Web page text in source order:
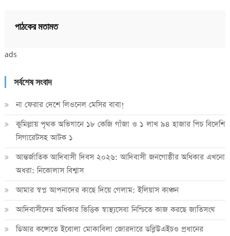
পাঠকের মতামত
ads
সর্বশেষ সংবাদ
না ফেরার দেশে লিওনেল মেসির বাবা!
কুমিল্লায় পৃথক অভিযানে ১৮ কেজি গাঁজা ও ১ লাখ ৯৪ হাজার পিচ বিদেশি
সিগারেটসহ আটক ১
আন্তর্জাতিক আদিবাসী দিবস ২০২৬: আদিবাসী জনগোষ্ঠীর অধিকার এখনো
অধরা: নিকোলাস বিশ্বাস
আমার স্বপ্ন আপনাদের কাছে দিয়ে গেলাম: ইলিয়াস কাঞ্চন
আদিবাসীদের অধিকার ভিত্তিক স্বাস্থ্যসেবা নিশ্চিতে কাজ করছে জাতিসংঘ
ডিআর কঙ্গোতে ইবোলা মোকাবিলা জোরদারে ডব্লিউএইচও প্রধানের